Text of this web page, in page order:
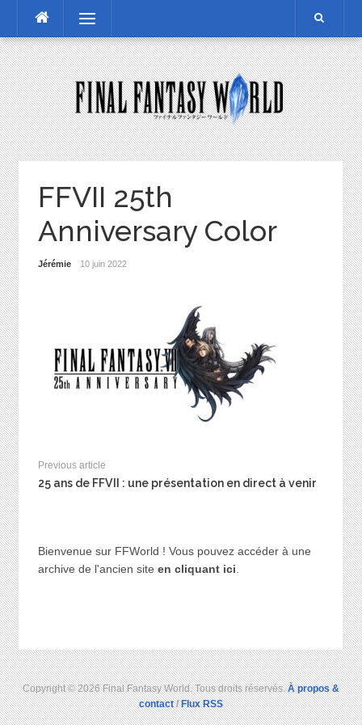
content
Menu
FFVII 25th
Anniversary Color
Jérémie 10 juin 2022
Previous article
25 ans de FFVII : une présentation en direct à venir
Bienvenue sur FFWorld ! Vous pouvez accéder à une
archive de l'ancien site en cliquant ici.
Copyright © 2026 Final Fantasy World. Tous droits réservés.À propos &
contact/Flux RSS